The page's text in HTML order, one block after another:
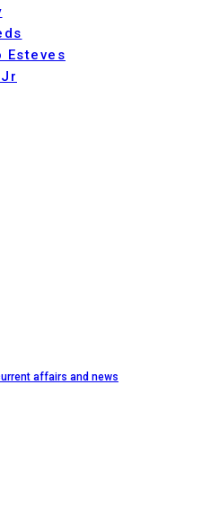
Esteves
affairs and news